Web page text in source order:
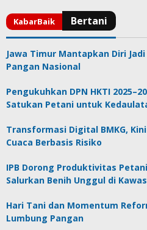
Jawa Timur Mantapkan Diri
Pangan Nasional
Pengukuhkan DPN HKTI
Satukan Petani untuk
Transformasi Digital BMKG,
Cuaca Berbasis Risiko
IPB Dorong Produktivitas
Salurkan Benih Unggul di
Hari Tani dan Momentum
Lumbung Pangan